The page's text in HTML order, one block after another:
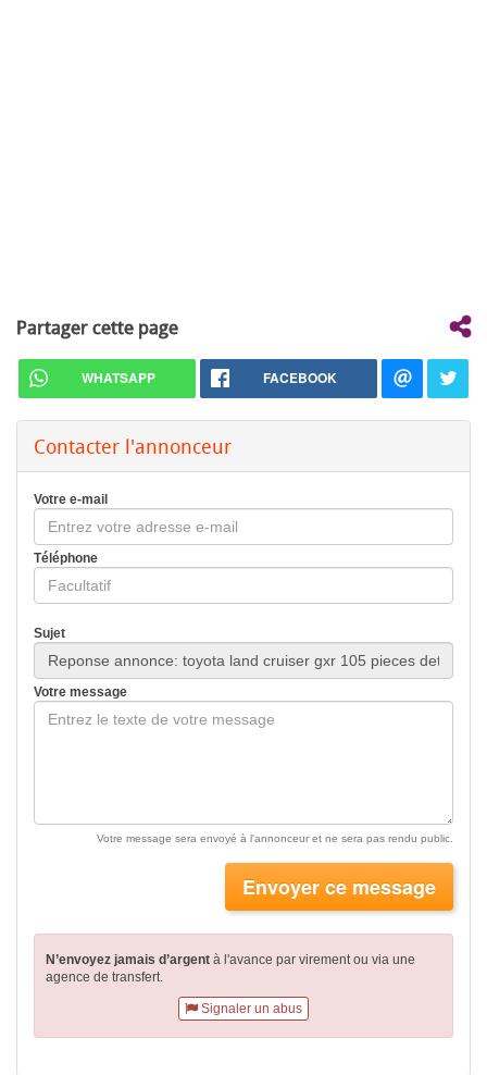
Partager cette page
WHATSAPP FACEBOOK
Contacter l'annonceur
Votre e-mail
Téléphone
Sujet
Votre message
Votre message sera envoyé à l'annonceur et ne sera pas rendu public.
Envoyer ce message
N’envoyez jamais d’argent à l'avance par virementou via une
agence de transfert.
Signaler un abus